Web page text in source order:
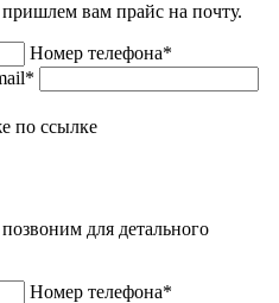
вам прайс на почту.
Номер телефона*
по ссылке
для детального
Номер телефона*